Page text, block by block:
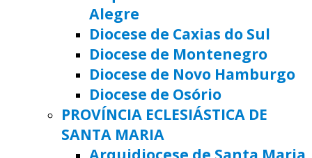
Alegre
Diocese de Caxias do Sul
Diocese de Montenegro
Diocese de Novo Hamburgo
Diocese de Osório
PROVÍNCIA ECLESIÁSTICA DE
SANTA MARIA